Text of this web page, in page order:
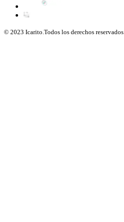
© 2023 Icarito.Todos los derechos reservados.